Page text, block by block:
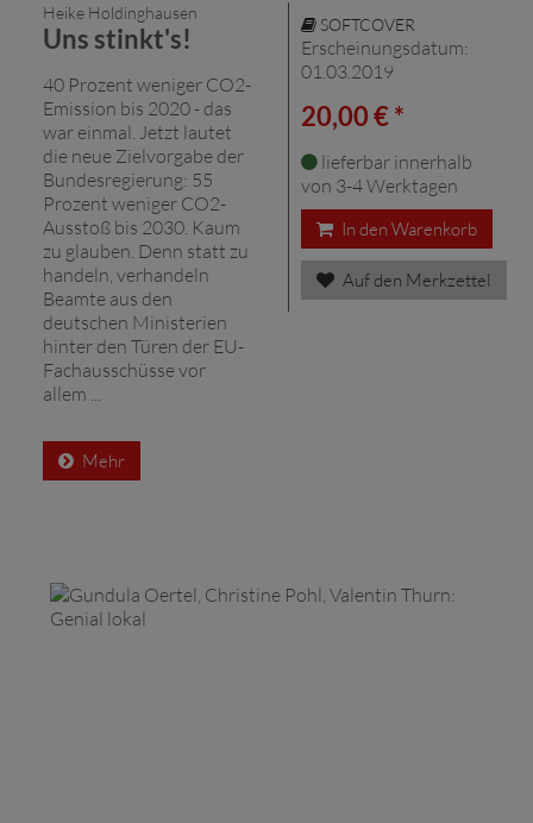
Heike Holdinghausen
Uns stinkt's!
40 Prozent weniger CO2-
Emission bis 2020 - das
war einmal. Jetzt lautet
die neue Zielvorgabe der
Bundesregierung: 55
Prozent weniger CO2-
Ausstoß bis 2030. Kaum
zu glauben. Denn statt zu
handeln, verhandeln
Beamte aus den
deutschen Ministerien
hinter den Türen der EU-
Fachausschüsse vor
allem ...
Mehr
SOFTCOVER
Erscheinungsdatum:
01.03.2019
20,00 € *
lieferbar innerhalb
von 3-4 Werktagen
In den Warenkorb
Auf den Merkzettel